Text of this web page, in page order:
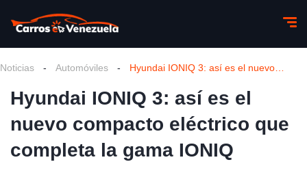
Noticias - Automóviles -
Hyundai IONIQ 3: así es el
nuevo compacto eléctrico que
completa la gama IONIQ